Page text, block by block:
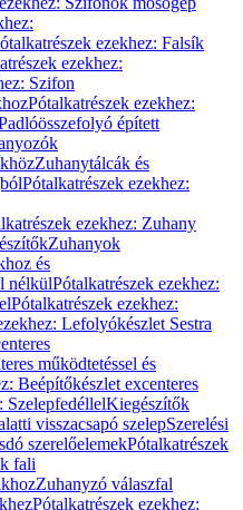
ezekhez: Falsík
ezekhez:
Szifon
Pótalkatrészek ezekhez:
épített
Zuhanytálcák és
Pótalkatrészek ezekhez:
ezekhez: Zuhany
Zuhanyok
és
nélkülPótalkatrészek ezekhez:
Pótalkatrészek ezekhez:
Lefolyókészlet Sestra
működtetéssel és
Beépítőkészlet excenteres
SzelepfedéllelKiegészítők
visszacsapó szelepSzerelési
szerelőelemekPótalkatrészek
fali
Zuhanyzó válaszfal
Pótalkatrészek ezekhez: